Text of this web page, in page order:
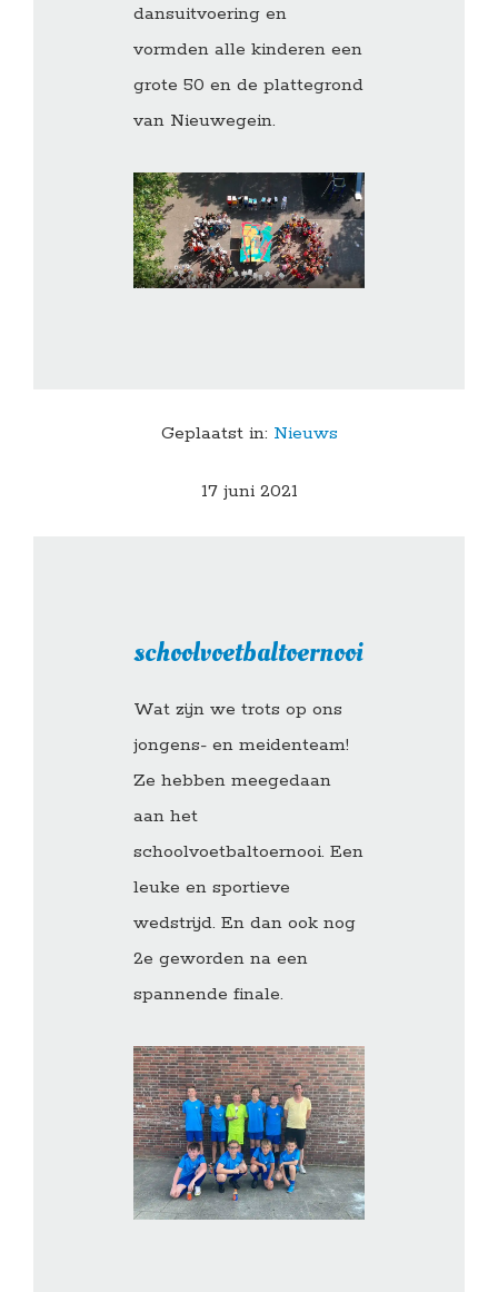
dansuitvoering en
vormden alle kinderen een
grote 50 en de plattegrond
van Nieuwegein.
Geplaatst in: Nieuws
17 juni 2021
schoolvoetbaltoernooi
Wat zijn we trots op ons
jongens- en meidenteam!
Ze hebben meegedaan
aan het
schoolvoetbaltoernooi. Een
leuke en sportieve
wedstrijd. En dan ook nog
2e geworden na een
spannende finale.